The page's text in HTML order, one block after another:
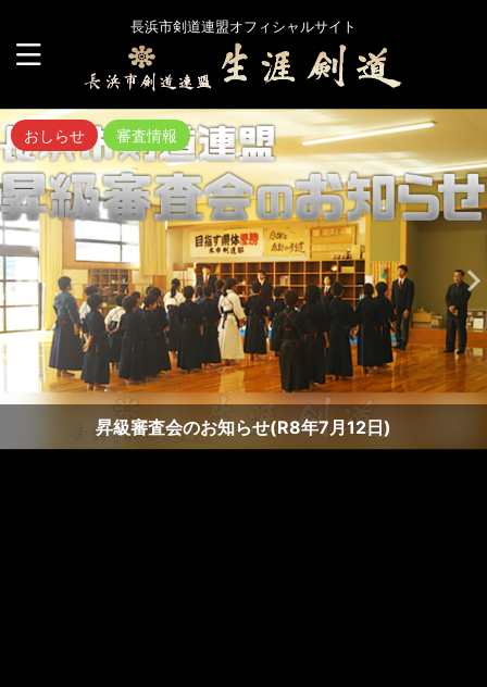
長浜市剣道連盟オフィシャルサイト
おしらせ 審査情報
昇級審査会のお知らせ(R8年7月12日)